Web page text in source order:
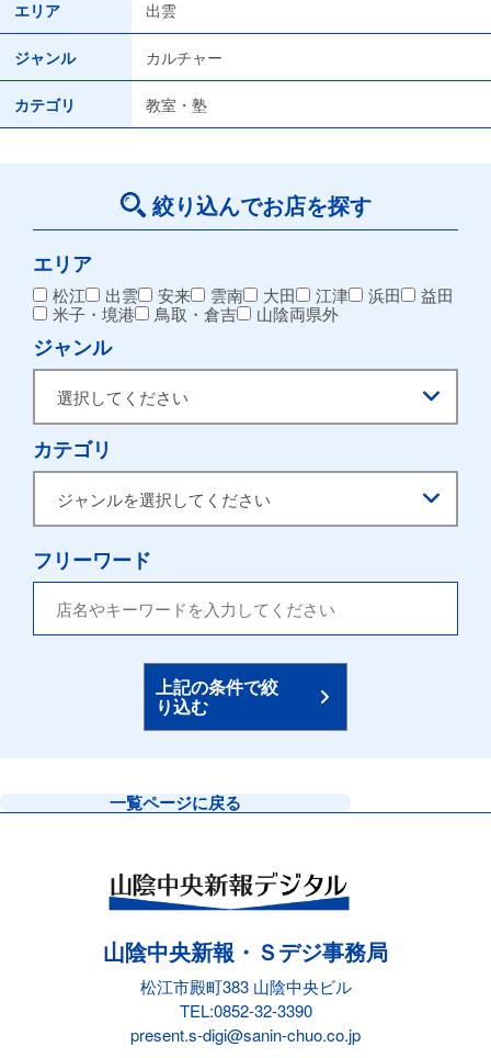
エリア 出雲
ジャンル カルチャー
カテゴリ 教室・塾
絞り込んでお店を探す
エリア
松江 出雲 安来 雲南 大田 江津 浜田
益田
米子・境港
鳥取・倉吉 山陰両県外
ジャンル
カテゴリ
フリーワード
上記の条件で絞
り込む
一覧ページに戻る
山陰中央新報・Ｓデジ事務局
松江市殿町383 山陰中央ビル
TEL:0852-32-3390
present.s-digi@sanin-chuo.co.jp